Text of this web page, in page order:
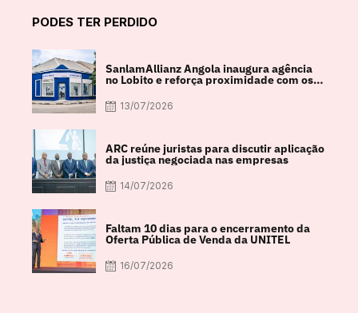
PODES TER PERDIDO
SanlamAllianz Angola inaugura agência
no Lobito e reforça proximidade com os
13/07/2026
ARC reúne juristas para discutir aplicação
da justiça negociada nas empresas
14/07/2026
Faltam 10 dias para o encerramento da
Oferta Pública de Venda da UNITEL
16/07/2026